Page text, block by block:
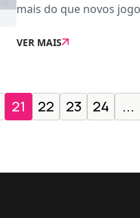
mais do que novos
anteriores.Yves
VER MAIS
21 22 23 24 ...